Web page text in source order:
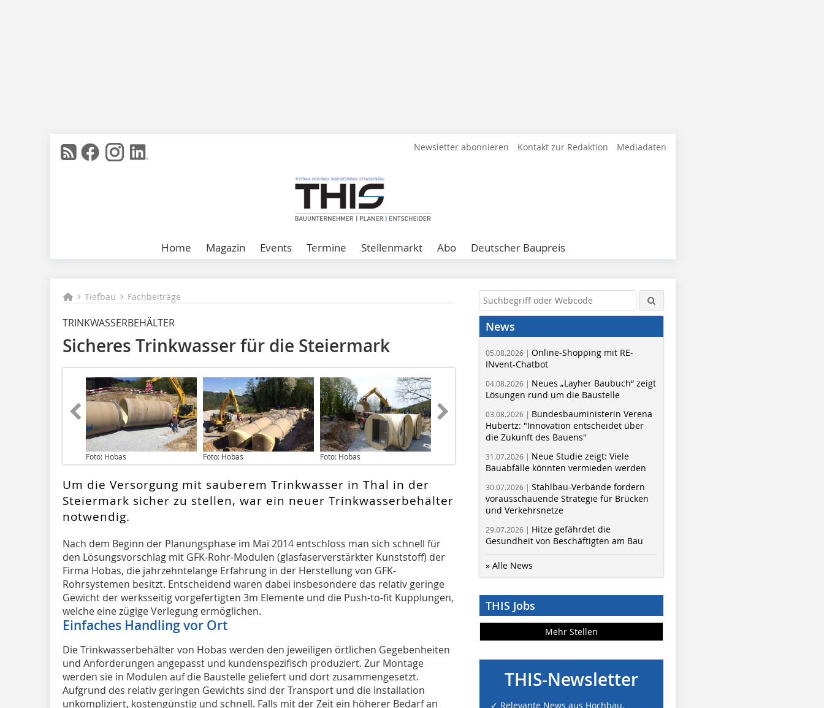
Newsletter abonnieren Kontakt zur Redaktion Mediadaten
Home Magazin Events Termine Stellenmarkt Abo Deutscher Baupreis
Tiefbau Fachbeiträge
TRINKWASSERBEHÄLTER
Sicheres Trinkwasser für die Steiermark
Foto: Hobas Foto: Hobas Foto: Hobas
Um die Versorgung mit sauberem Trinkwasser in Thal in der
Steiermark sicher zu stellen, war ein neuer Trinkwasserbehälter
notwendig.
Nach dem Beginn der Planungsphase im Mai 2014 entschloss man sich schnell für
den Lösungsvorschlag mit GFK-Rohr-Modulen (glasfaserverstärkter Kunststoff) der
Firma Hobas, die jahrzehntelange Erfahrung in der Herstellung von GFK-
Rohrsystemen besitzt. Entscheidend waren dabei insbesondere das relativ geringe
Gewicht der werksseitig vorgefertigten 3m Elemente und die Push-to-fit Kupplungen,
welche eine zügige Verlegung ermöglichen.
Einfaches Handling vor Ort
Die Trinkwasserbehälter von Hobas werden den jeweiligen örtlichen Gegebenheiten
und Anforderungen angepasst und kundenspezifisch produziert. Zur Montage
werden sie in Modulen auf die Baustelle geliefert und dort zusammengesetzt.
Aufgrund des relativ geringen Gewichts sind der Transport und die Installation
unkompliziert, kostengünstig und schnell. Falls mit der Zeit ein höherer Bedarf an
News
05.08.2026 | Online-Shopping mit RE-
INvent-Chatbot
04.08.2026 | Neues „Layher Baubuch“ zeigt
Lösungen rund um die Baustelle
03.08.2026 | Bundesbauministerin Verena
Hubertz: "Innovation entscheidet über
die Zukunft des Bauens"
31.07.2026 | Neue Studie zeigt: Viele
Bauabfälle könnten vermieden werden
30.07.2026 | Stahlbau-Verbände fordern
vorausschauende Strategie für Brücken
und Verkehrsnetze
29.07.2026 | Hitze gefährdet die
Gesundheit von Beschäftigten am Bau
» Alle News
THIS Jobs
Mehr Stellen
THIS-Newsletter
✓ Relevante News aus Hochbau,